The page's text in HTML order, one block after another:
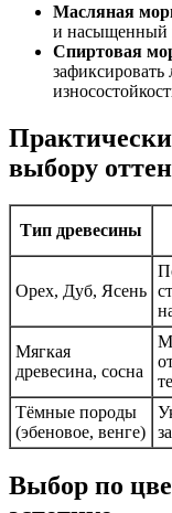
Масляная
и насыщенный
Спиртовая
выбору
Тип древесины
Орех, Дуб, Ясень
Мягкая
древесина, сосна
Тёмные породы
(эбеновое, венге)
Выбор по